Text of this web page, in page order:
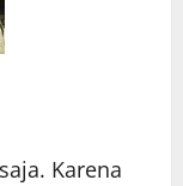
Karena